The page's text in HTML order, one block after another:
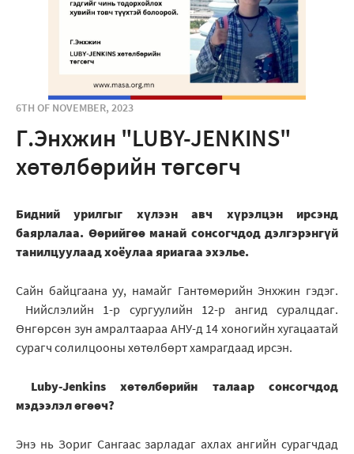
6TH OF NOVEMBER, 2023
Г.Энхжин "LUBY-JENKINS"
хөтөлбөрийн төгсөгч
Бидний урилгыг хүлээн авч хүрэлцэн ирсэнд
баярлалаа. Өөрийгөө манай сонсогчдод дэлгэрэнгүй
танилцуулаад хоёулаа яриагаа эхэлье.
Сайн байцгаана уу, намайг Гантөмөрийн Энхжин гэдэг.
Нийслэлийн 1-р сургуулийн 12-р ангид суралцдаг.
Өнгөрсөн зун амралтаараа АНУ-д 14 хоногийн хугацаатай
сурагч солилцооны хөтөлбөрт хамрагдаад ирсэн.
Luby-Jenkins хөтөлбөрийн талаар сонсогчдод
мэдээлэл өгөөч?
Энэ нь Зориг Сангаас зарладаг ахлах ангийн сурагчдад